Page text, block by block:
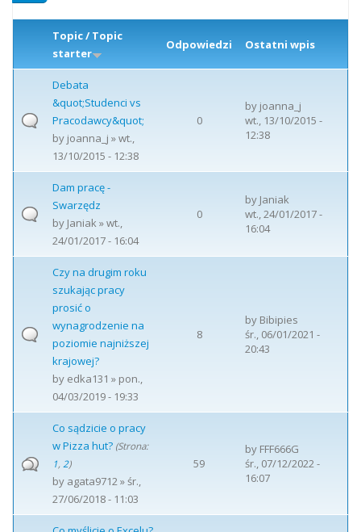
Topic / Topic
starter
Odpowiedzi Ostatni wpis
Debata
&quot;Studenci vs
Pracodawcy&quot;
by joanna_j » wt.,
13/10/2015 - 12:38
0
by joanna_j
wt., 13/10/2015 -
12:38
Dam pracę -
Swarzędz
by Janiak» wt.,
24/01/2017 - 16:04
0
by Janiak
wt., 24/01/2017 -
16:04
Czy na drugim roku
szukając pracy
prosić o
wynagrodzenie na
poziomie najniższej
krajowej?
by edka131 » pon.,
04/03/2019 - 19:33
8
by Bibipies
śr., 06/01/2021 -
20:43
Co sądzicie o pracy
w Pizza hut? (Strona:
1, 2)
by agata9712» śr.,
27/06/2018 - 11:03
59
by FFF666G
śr., 07/12/2022 -
16:07